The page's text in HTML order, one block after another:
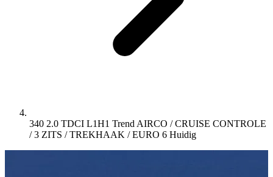
340 2.0 TDCI L1H1 Trend AIRCO / CRUISE CONTROLE
/ 3 ZITS / TREKHAAK / EURO 6 Huidig